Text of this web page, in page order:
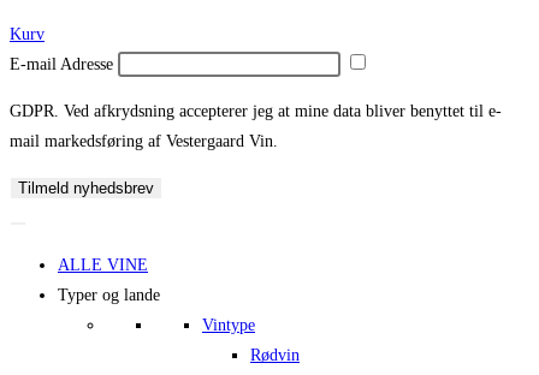
Kurv
E-mail Adresse
GDPR. Ved afkrydsning accepterer jeg at mine data bliver benyttet til e-
mail markedsføring af Vestergaard Vin.
Tilmeld nyhedsbrev
ALLE VINE
Typer og lande
Vintype
Rødvin